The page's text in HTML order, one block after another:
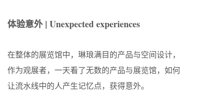
体验意外 | Unexpected experiences
在整体的展览馆中，琳琅满目的产品与空间设计，
作为观展者，一天看了无数的产品与展览馆，如何
让流水线中的人产生记忆点，获得意外。